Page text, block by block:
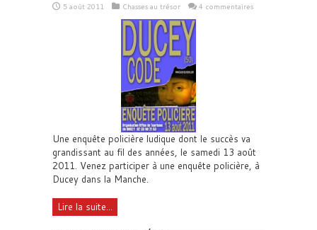
5 août 2011 Chasses au trésor 4 commentaires
Une enquête policière ludique dont le succès va
grandissant au fil des années, le samedi 13 août
2011. Venez participer à une enquête policière, à
Ducey dans la Manche.
Lire la suite...